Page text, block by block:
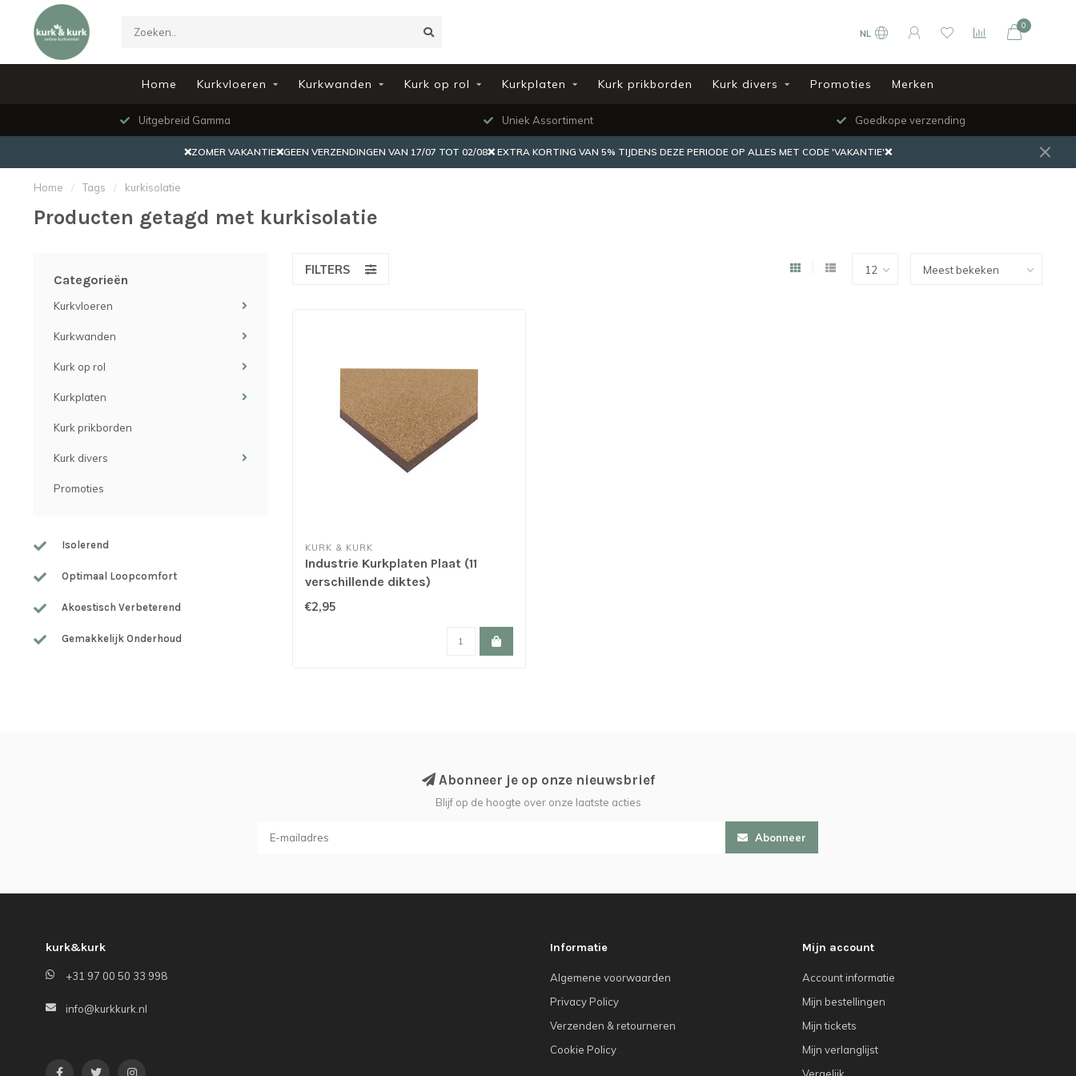
NL
0
Home Kurkvloeren Kurkwanden Kurk op rol Kurkplaten Kurk prikborden Kurk divers Promoties Merken
Uitgebreid Gamma Uniek Assortiment Goedkope verzending
❌ZOMER VAKANTIE❌GEEN VERZENDINGEN VAN 17/07 TOT 02/08❌ EXTRA KORTING VAN 5% TIJDENS DEZE PERIODE OP ALLES MET CODE 'VAKANTIE'❌
Home / Tags / kurkisolatie
Producten getagd met kurkisolatie
Categorieën
Kurkvloeren
Kurkwanden
Kurk op rol
Kurkplaten
Kurk prikborden
Kurk divers
Promoties
Isolerend
Optimaal Loopcomfort
Akoestisch Verbeterend
Gemakkelijk Onderhoud
FILTERS
KURK & KURK
Industrie Kurkplaten Plaat (11
verschillende diktes)
€2,95
Abonneer je op onze nieuwsbrief
Blijf op de hoogte over onze laatste acties
Abonneer
kurk&kurk
+31 97 00 50 33 998
info@kurkkurk.nl
Informatie
Algemene voorwaarden
Privacy Policy
Verzenden & retourneren
Cookie Policy
Mijn account
Account informatie
Mijn bestellingen
Mijn tickets
Mijn verlanglijst